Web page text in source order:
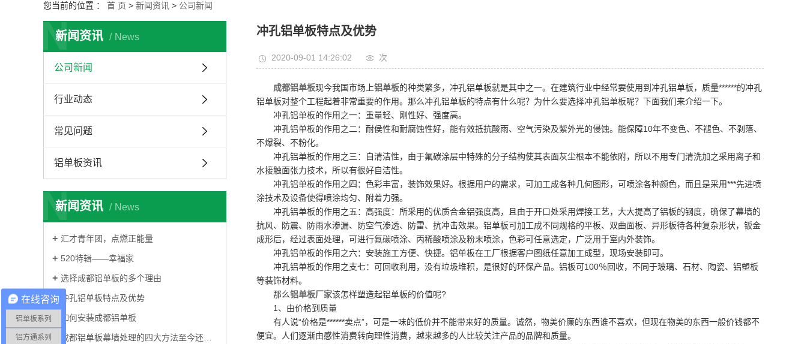
您当前的位置 ： 首 页 > 新闻资讯 > 公司新闻
新闻资讯 News
N
公司新闻
行业动态
常见问题
铝单板资讯
新闻资讯 News
N
汇才青年团，点燃正能量
520特辑——幸福家
选择成都铝单板的多个理由
冲孔铝单板特点及优势
如何安装成都铝单板
成都铝单板幕墙处理的四大方法至今还少数人知道，
冲孔铝单板特点及优势
2020-09-01 14:26:02 次
成都铝单板现今我国市场上铝单板的种类繁多，冲孔铝单板就是其中之一。在建筑行业中经常要使用到冲孔铝单板，质量******的冲孔
铝单板对整个工程起着非常重要的作用。那么冲孔铝单板的特点有什么呢？为什么要选择冲孔铝单板呢？下面我们来介绍一下。
冲孔铝单板的作用之一：重量轻、刚性好、强度高。
冲孔铝单板的作用之二：耐侯性和耐腐蚀性好，能有效抵抗酸雨、空气污染及紫外光的侵蚀。能保障10年不变色、不褪色、不剥落、
不爆裂、不粉化。
冲孔铝单板的作用之三：自清洁性，由于氟碳涂层中特殊的分子结构使其表面灰尘根本不能依附，所以不用专门清洗加之采用离子和
水接触面张力技术，所以有很好自洁性。
冲孔铝单板的作用之四：色彩丰富，装饰效果好。根据用户的需求，可加工成各种几何图形，可喷涂各种颜色，而且是采用***先进喷
涂技术及设备使得喷涂均匀、附着力强。
冲孔铝单板的作用之五：高强度：所采用的优质合金铝强度高，且由于开口处采用焊接工艺，大大提高了铝板的钢度，确保了幕墙的
抗风、防震、防雨水渗漏、防空气渗透、防雷、抗冲击效果。铝单板可加工成不同规格的平板、双曲面板、异形板待各种复杂形状，钣金
成形后，经过表面处理，可进行氟碳喷涂、丙稀酸喷涂及粉末喷涂，色彩可任意选定，广泛用于室内外装饰。
冲孔铝单板的作用之六：安装施工方便、快捷。铝单板在工厂根据客户图纸任意加工成型，现场安装即可。
冲孔铝单板的作用之支七：可回收利用，没有垃圾堆积，是很好的环保产品。铝板可100％回收，不同于玻璃、石材、陶瓷、铝塑板
等装饰材料。
那么铝单板厂家该怎样塑造起铝单板的价值呢?
1、由价格到质量
有人说“价格是******卖点”，可是一味的低价并不能带来好的质量。诚然，物美价廉的东西谁不喜欢，但现在物美的东西一般价钱都不
便宜。人们逐渐由感性消费转向理性消费，越来越多的人比较关注产品的品牌和质量。
在线咨询
铝单板系列
铝方通系列